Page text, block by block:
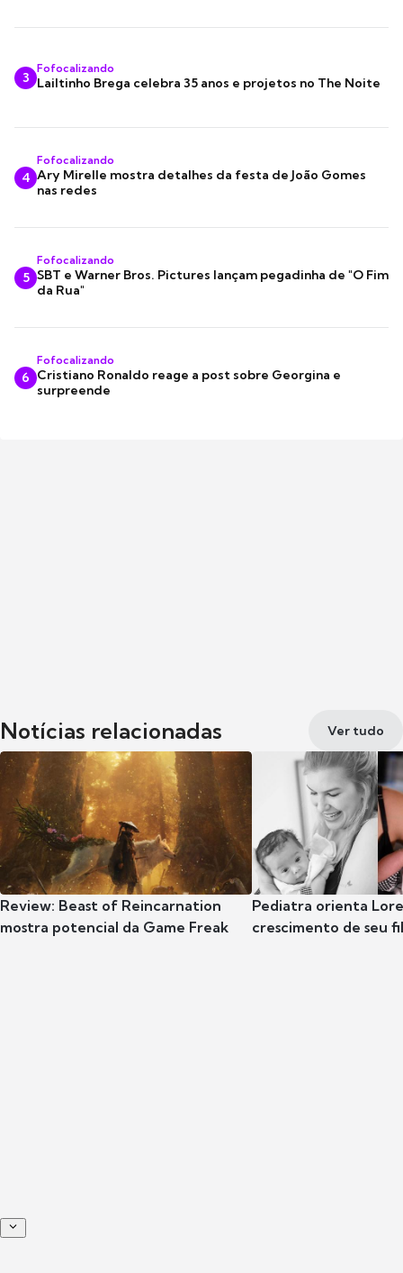
3
Fofocalizando
Lailtinho Brega celebra 35 anos e projetos no The Noite
4
Fofocalizando
Ary Mirelle mostra detalhes da festa de João Gomes
nas redes
5
Fofocalizando
SBT e Warner Bros. Pictures lançam pegadinha de "O Fim
da Rua"
6
Fofocalizando
Cristiano Ronaldo reage a post sobre Georgina e
surpreende
Notícias relacionadas Ver tudo
Review: Beast of Reincarnation
mostra potencial da Game Freak
Pediatra orienta
crescimento de seu